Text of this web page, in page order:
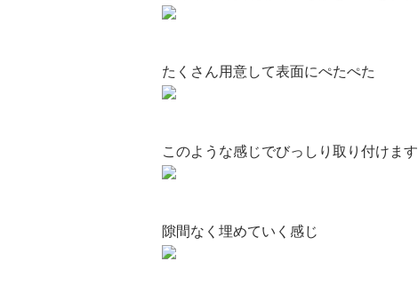
たくさん用意して表面にぺたぺた
このような感じでびっしり取り付けます
隙間なく埋めていく感じ